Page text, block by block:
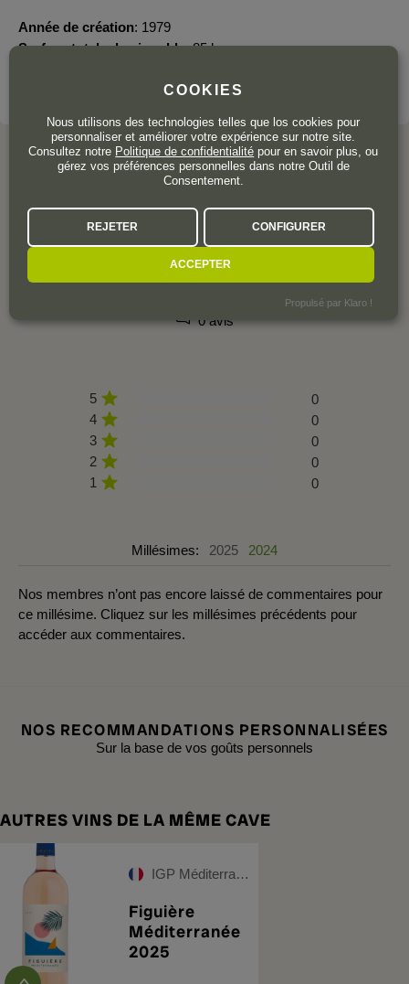
Année de création 1979
Surface totale du vignoble 85 ha.
L'AVIS DE LA COMMUNAUTÉ
0 avis
5
0
4
0
3
0
2
0
1
0
Millésimes: 2025 2024
Nos membres n’ont pas encore laissé de commentaires pour
ce millésime. Cliquez sur les millésimes précédents pour
accéder aux commentaires.
NOS RECOMMANDATIONS PERSONNALISÉES
Sur la base de vos goûts personnels
AUTRES VINS DE LA MÊME CAVE
IGP Méditerranée Rosé
Figuière
Méditerranée
2025
COOKIES
Nous utilisons des technologies telles que los cookies pour
personnaliser et améliorer votre expérience sur notre site.
Consultez notre Politique de confidentialité pour en savoir plus, ou
gérez vos préférences personnelles dans notre Outil de
Consentement.
REJETER CONFIGURER
ACCEPTER
Propulsé par Klaro !